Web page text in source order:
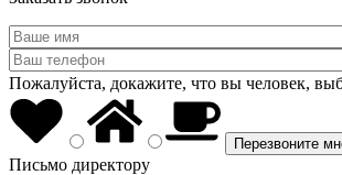
Пожалуйста, докажите, что вы человек,
Письмо директору